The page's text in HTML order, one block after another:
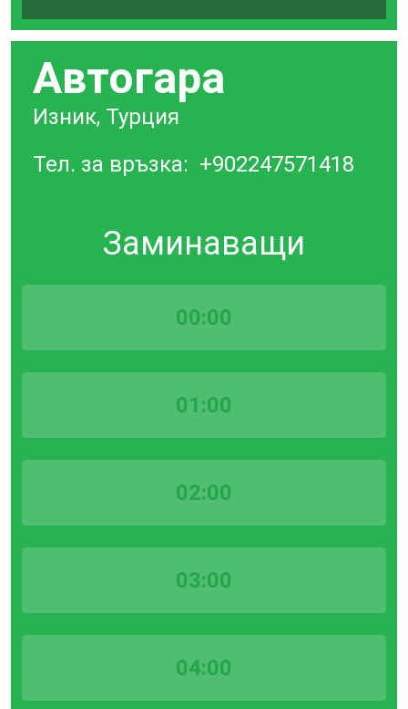
Автогара
Изник, Турция
Тел. за връзка: +902247571418
Заминаващи
00:00
01:00
02:00
03:00
04:00